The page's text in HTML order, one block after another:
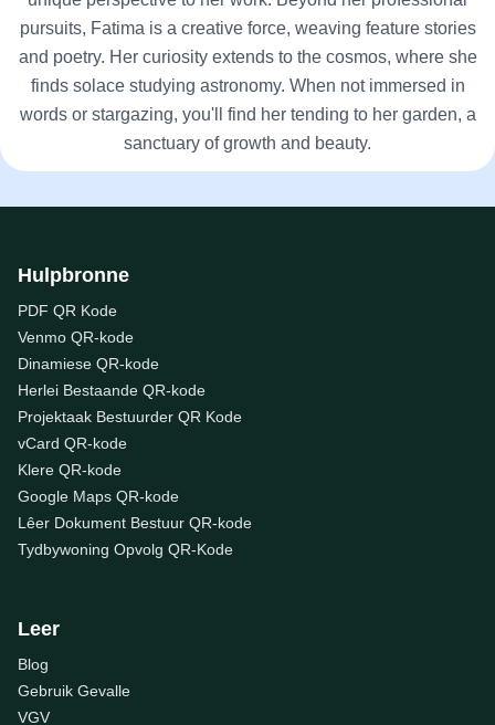
pursuits, Fatima is a creative force, weaving feature stories
and poetry. Her curiosity extends to the cosmos, where she
finds solace studying astronomy. When not immersed in
words or stargazing, you'll find her tending to her garden, a
sanctuary of growth and beauty.
Hulpbronne
PDF QR Kode
Venmo QR-kode
Dinamiese QR-kode
Herlei Bestaande QR-kode
Projektaak Bestuurder QR Kode
vCard QR-kode
Klere QR-kode
Google Maps QR-kode
Lêer Dokument Bestuur QR-kode
Tydbywoning Opvolg QR-Kode
Leer
Blog
Gebruik Gevalle
VGV